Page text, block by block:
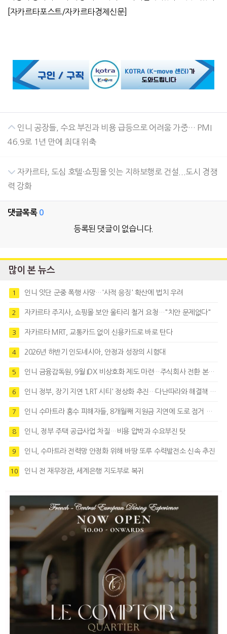
자카르타포스트 /자카르타경제신문]
인니 공장들, 수요 부진과 비용 급등으로 어려움 가중… PMI
46.9로 1년 만에 최대 위축
자카르타, 도심 호텔·쇼핑몰 잇는 지하보행로 건설...도시 경쟁
력 강화
댓글목록 0
등록된 댓글이 없습니다.
많이 본 뉴스
1 인니 잇단 군중 폭행 사망…'사적 응징' 확산에 법치 우려
2 자카르타 주지사, 쇼핑몰 보안 울타리 철거 요청…"치안 문제없다"
3 자카르타 MRT, 교통카드 없이 신용카드로 바로 탄다
4 2026년 하반기 인도네시아, 안정과 성장의 시험대
5 인니 금융감독원, 9월 IDX 비상호화 제도 마련…주식회사 전환 본격화
6 인니 정부, 장기 지연 'LRT 시티' 정상화 추진…다난따라와 해결책 모색
7 인니 수마트라 홍수 피해자들, 8개월째 지원금 지연에 도로 점거 시위
8 인니, 정부 주택 공급사업 차질…비용 압박과 수요부진 탓
9 인니, 수마트라 전력망 안정화 위해 바땅 또루 수력발전소 신속 추진
10 인니 전 재무장관, 세계은행 지도부로 복귀